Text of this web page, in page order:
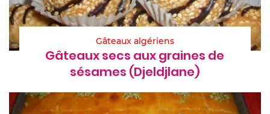
Gâteaux algériens
Gâteaux secs aux graines de
sésames (Djeldjlane)